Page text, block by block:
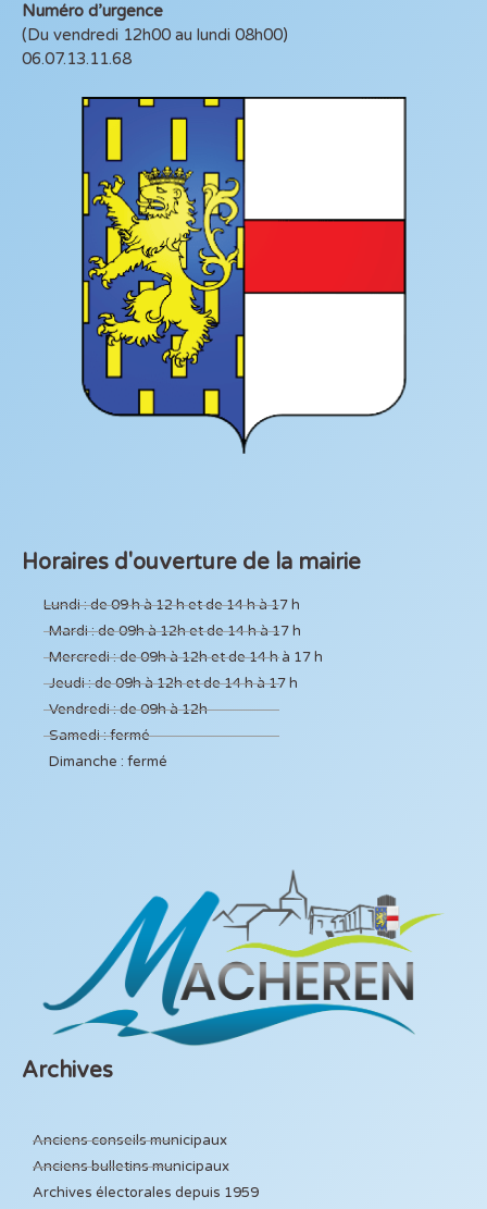
Numéro d’urgence
(Du vendredi 12h00 au lundi 08h00)
06.07.13.11.68
Horaires d'ouverture de la mairie
Lundi : de 09 h à 12 h et de 14 h à 17 h
Mardi : de 09h à 12h et de 14 h à 17 h
Mercredi : de 09h à 12h et de 14 h à 17 h
Jeudi : de 09h à 12h et de 14 h à 17 h
Vendredi : de 09h à 12h
Samedi : fermé
Dimanche : fermé
Archives
Anciens conseils municipaux
Anciens bulletins municipaux
Archives électorales depuis 1959